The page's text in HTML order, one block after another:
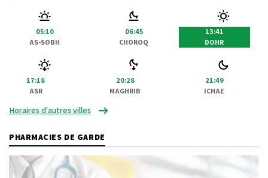
05:10
AS-SOBH
06:45
CHOROQ
13:41
DOHR
17:18
ASR
20:28
MAGHRIB
21:49
ICHAE
Horaires d'autres villes
PHARMACIES DE GARDE